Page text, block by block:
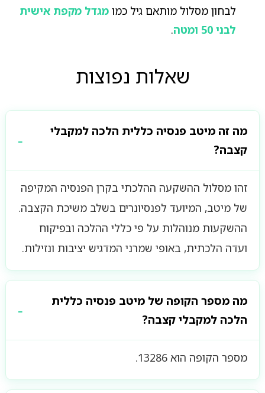
לבחון מסלול מותאם גיל כמו מגדל מקפת אישית
לבני 50 ומטה
.
שאלות נפוצות
מה זה מיטב פנסיה כללית הלכה למקבלי
קצבה?
זהו מסלול ההשקעה ההלכתי בקרן הפנסיה המקיפה
של מיטב, המיועד לפנסיונרים בשלב משיכת הקצבה.
ההשקעות מנוהלות על פי כללי ההלכה ובפיקוח
ועדה הלכתית, באופי שמרני המדגיש יציבות ונזילות.
מה מספר הקופה של מיטב פנסיה כללית
הלכה למקבלי קצבה?
מספר הקופה הוא 13286.